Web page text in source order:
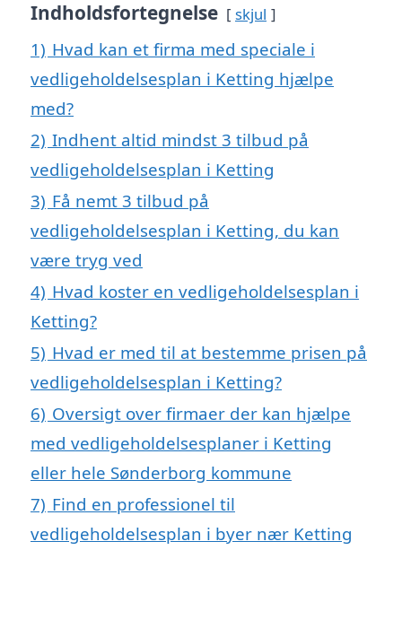
Indholdsfortegnelse skjul
1) Hvad kan et firma med speciale i
vedligeholdelsesplan i Ketting hjælpe
med?
2) Indhent altid mindst 3 tilbud på
vedligeholdelsesplan i Ketting
3) Få nemt 3 tilbud på
vedligeholdelsesplan i Ketting, du kan
være tryg ved
4) Hvad koster en vedligeholdelsesplan i
Ketting?
5) Hvad er med til at bestemme prisen på
vedligeholdelsesplan i Ketting?
6) Oversigt over firmaer der kan hjælpe
med vedligeholdelsesplaner i Ketting
eller hele Sønderborg kommune
7) Find en professionel til
vedligeholdelsesplan i byer nær Ketting